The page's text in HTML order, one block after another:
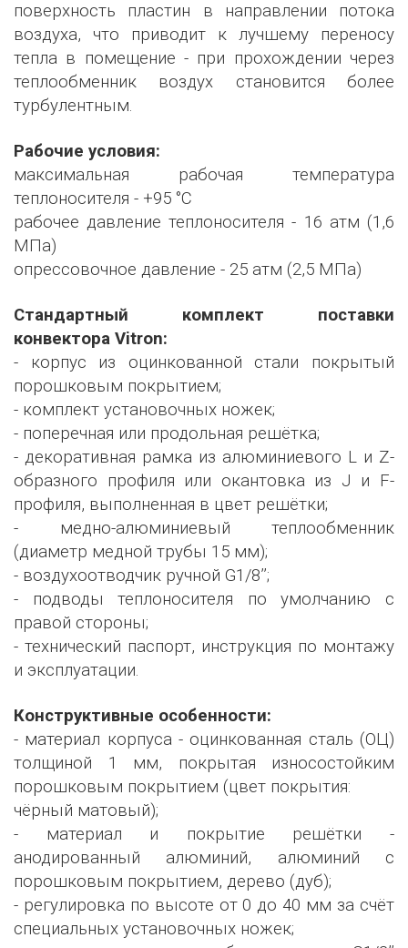
поверхность пластин в направлении потока
воздуха, что приводит к лучшему переносу
тепла в помещение - при прохождении через
теплообменник воздух становится более
турбулентным.
Рабочие условия:
максимальная рабочая температура
теплоносителя - +95 °С
рабочее давление теплоносителя - 16 атм (1,6
МПа)
опрессовочное давление - 25 атм (2,5 МПа)
Стандартный комплект поставки
конвектора Vitron:
- корпус из оцинкованной стали покрытый
порошковым покрытием;
- комплект установочных ножек;
- поперечная или продольная решётка;
- декоративная рамка из алюминиевого L и Z-
образного профиля или окантовка из J и F-
профиля, выполненная в цвет решётки;
- медно-алюминиевый теплообменник
(диаметр медной трубы 15 мм);
- воздухоотводчик ручной G1/8’’;
- подводы теплоносителя по умолчанию с
правой стороны;
- технический паспорт, инструкция по монтажу
и эксплуатации.
Конструктивные особенности:
- материал корпуса - оцинкованная сталь (ОЦ)
толщиной 1 мм, покрытая износостойким
порошковым покрытием (цвет покрытия:
чёрный матовый);
- материал и покрытие решётки -
анодированный алюминий, алюминий с
порошковым покрытием, дерево (дуб);
- регулировка по высоте от 0 до 40 мм за счёт
специальных установочных ножек;